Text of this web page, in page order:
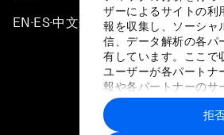
ザーによるサイトの利
報を収集し、ソーシャ
信、データ解析の各パ
有しています。ここで
ユーザーが各パートナ
報や各パートナーのサ
に収集された情報と
トナーによって使用さ
す。
拒
EN ▪ES▪中文▪ 日本語
プライバシーポリシーと